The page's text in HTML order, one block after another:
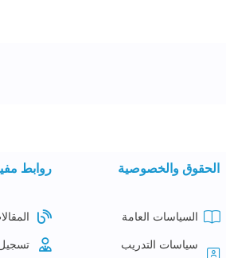
الحقوق والخصوصية
السياسات العامة
سياسات التدريب
روابط